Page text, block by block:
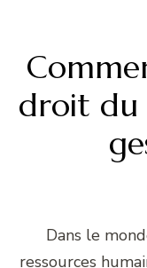
droit du
Dans le
ressources